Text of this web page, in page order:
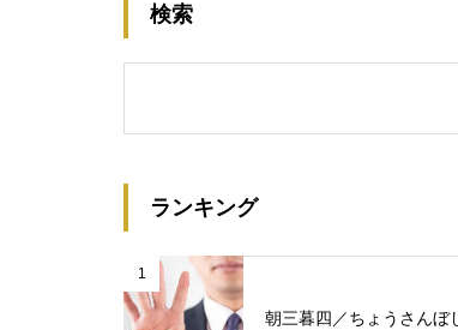
検索
ランキング
1
朝三暮四／ちょうさんぼし